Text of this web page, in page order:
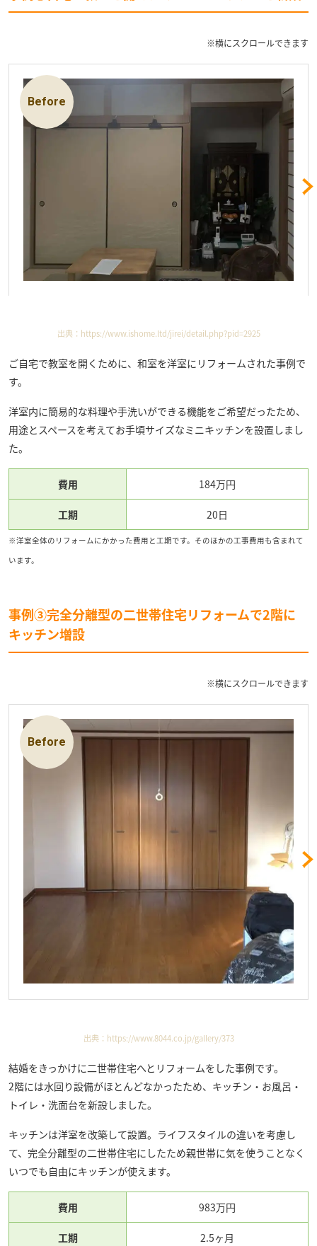
※横にスクロールできます
出典： https://www.ishome.ltd/jirei/detail.php?pid=2925
ご自宅で教室を開くために、和室を洋室にリフォームされた事例で
す。
洋室内に簡易的な料理や手洗いができる機能をご希望だったため、
用途とスペースを考えてお手頃サイズなミニキッチンを設置しまし
た。
費用 184万円
工期 20日
※洋室全体のリフォームにかかった費用と工期です。そのほかの工事費用も含まれて
います。
事例③完全分離型の二世帯住宅リフォームで2階に
キッチン増設
※横にスクロールできます
出典： https://www.8044.co.jp/gallery/373
結婚をきっかけに二世帯住宅へとリフォームをした事例です。
2階には水回り設備がほとんどなかったため、キッチン・お風呂・
トイレ・洗面台を新設しました。
キッチンは洋室を改築して設置。ライフスタイルの違いを考慮し
て、完全分離型の二世帯住宅にしたため親世帯に気を使うことなく
いつでも自由にキッチンが使えます。
費用 983万円
工期 2.5ヶ月